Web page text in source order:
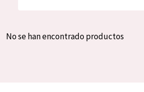
Spanish
No se han encontrado productos